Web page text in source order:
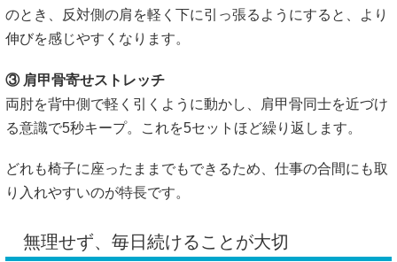
のとき、反対側の肩を軽く下に引っ張るようにすると、より
伸びを感じやすくなります。
③ 肩甲骨寄せストレッチ
両肘を背中側で軽く引くように動かし、肩甲骨同士を近づけ
る意識で5秒キープ。これを5セットほど繰り返します。
どれも椅子に座ったままでもできるため、仕事の合間にも取
り入れやすいのが特長です。
無理せず、毎日続けることが大切